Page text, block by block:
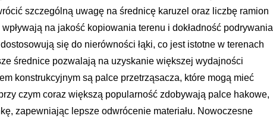
szczególną uwagę na średnicę karuzel oraz liczbę ramion
na jakość kopiowania terenu i dokładność podrywania
się do nierówności łąki, co jest istotne w terenach
średnice pozwalają na uzyskanie większej wydajności
konstrukcyjnym są palce przetrząsacza, które mogą mieć
czym coraz większą popularność zdobywają palce hakowe,
zapewniając lepsze odwrócenie materiału. Nowoczesne